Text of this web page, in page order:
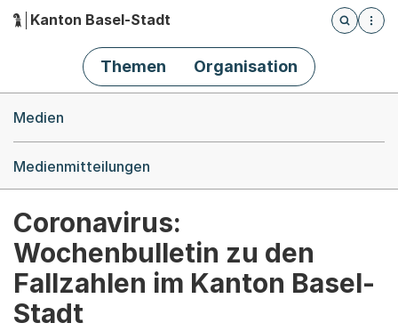
Hauptnavigation
Kanton Basel-Stadt
Öffnet
Themen Organisation
Medien
Medienmitteilungen
Coronavirus:
Wochenbulletin zu den
Fallzahlen im Kanton Basel-
Stadt